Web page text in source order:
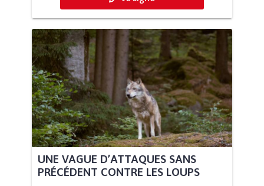
UNE VAGUE D’ATTAQUES SANS
PRÉCÉDENT CONTRE LES LOUPS